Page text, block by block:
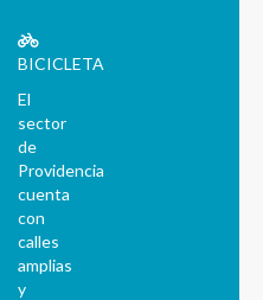
BICICLETA
El
sector
de
Providencia
cuenta
con
calles
amplias
y